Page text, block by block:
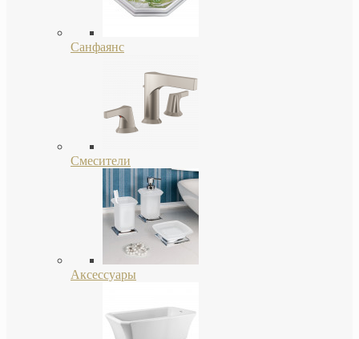
Санфаянс
Смесители
Аксессуары